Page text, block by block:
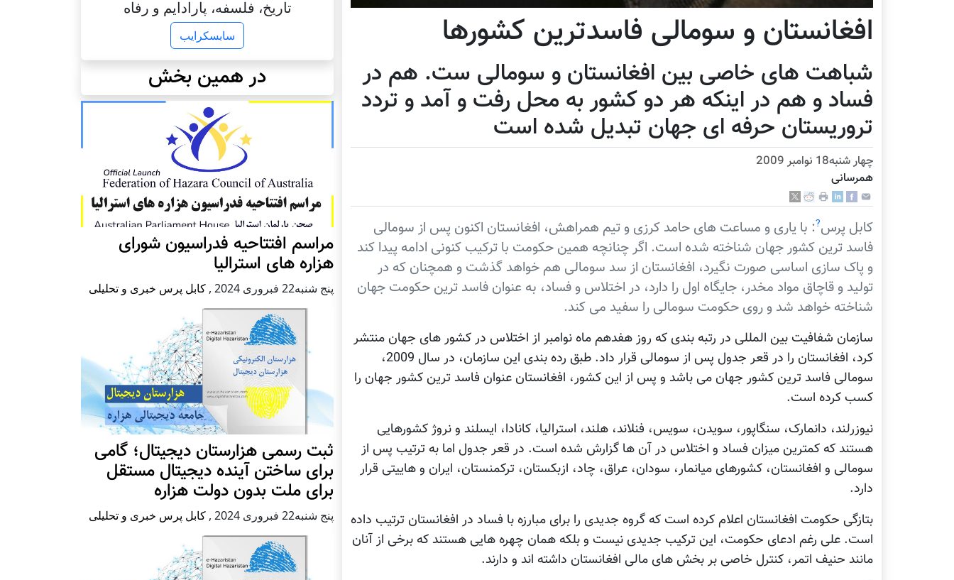
افغانستان و سومالی فاسدترین کشورها
شباهت های خاصی بین افغانستان و سومالی ست. هم در
فساد و هم در اينکه هر دو کشور به محل رفت و آمد و تردد
تروريستان حرفه ای جهان تبديل شده است
چهار شنبه18 نوامبر 2009
همرسانی
کابل پرس?: با ياری و مساعت های حامد کرزی و تيم همراهش، افغانستان اکنون پس از سومالی
فاسد ترين کشور جهان شناخته شده است. اگر چنانچه همين حکومت با ترکيب کنونی ادامه پيدا کند
و پاک سازی اساسی صورت نگيرد، افغانستان از سد سومالی هم خواهد گذشت و همچنان که در
توليد و قاچاق مواد مخدر، جايگاه اول را دارد، در اختلاس و فساد، به عنوان فاسد ترين حکومت جهان
شناخته خواهد شد و روی حکومت سومالی را سفید می کند.
سازمان شفافیت بين المللی در رتبه بندی که روز هفدهم ماه نوامبر از اختلاس در کشور های جهان منتشر
کرد، افغانستان را در قعر جدول پس از سومالی قرار داد. طبق رده بندی اين سازمان، در سال 2009،
سومالی فاسد ترين کشور جهان می باشد و پس از اين کشور، افغانستان عنوان فاسد ترين کشور جهان را
کسب کرده است.
نيوزرلند، دانمارک، سنگاپور، سویدن، سویس، فنلاند، هلند، استرالیا، کانادا، ايسلند و نروژ کشورهایی
هستند که کمترين ميزان فساد و اختلاس در آن ها گزارش شده است. در قعر جدول اما به ترتيب پس از
سومالی و افغانستان، کشورهای ميانمار، سودان، عراق، چاد، ازبکستان، ترکمنستان، ايران و هاييتی قرار
دارد.
بتازگی حکومت افغانستان اعلام کرده است که گروه جديدی را برای مبارزه با فساد در افغانستان ترتيب داده
است. علی رغم ادعای حکومت، اين ترکيب جديدی نيست و بلکه همان چهره هایی هستند که برخی از آنان
مانند حنيف اتمر، کنترل خاصی بر بخش های مالی افغانستان داشته اند و دارند.
تاریخ، فلسفه، پارادایم و رفاه
سابسکرایب
در همین بخش
مراسم افتتاحیه فدراسیون شورای
هزاره های استرالیا
پنج شنبه22 فبروری 2024 , کابل پرس خبری و تحلیلی
ثبت رسمی هزارستان دیجیتال؛ گامی
برای ساختن آینده دیجیتال مستقل
برای ملت بدون دولت هزاره
پنج شنبه22 فبروری 2024 , کابل پرس خبری و تحلیلی